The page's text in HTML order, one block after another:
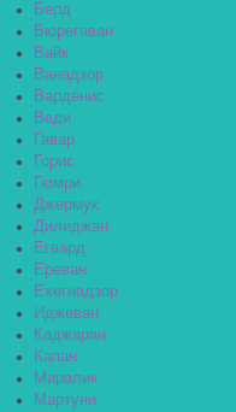
Берд
Бюрегаван
Вайк
Ванадзор
Варденис
Веди
Гавар
Горис
Гюмри
Джермук
Дилиджан
Егвард
Ереван
Ехегнадзор
Иджеван
Каджаран
Капан
Маралик
Мартуни